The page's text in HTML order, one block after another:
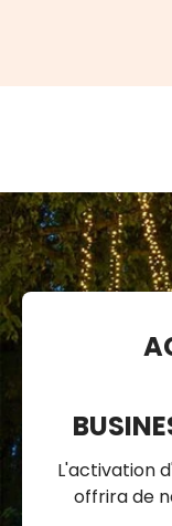
L'activation
offrira de